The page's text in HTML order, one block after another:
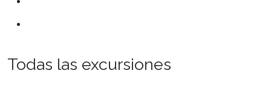
Todas las excursiones